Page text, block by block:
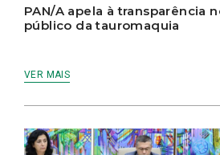
PAN/A apela à transparência
público da tauromaquia
VER MAIS